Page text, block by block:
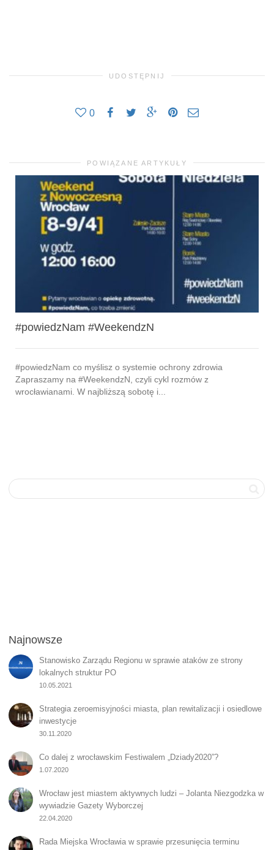
UDOSTĘPNIJ
0
POWIĄZANE ARTYKUŁY
#powiedzNam #WeekendzN
#powiedzNam co myślisz o systemie ochrony zdrowia
Zapraszamy na #WeekendzN, czyli cykl rozmów z
wrocławianami. W najbliższą sobotę i...
Najnowsze
Stanowisko Zarządu Regionu w sprawie ataków ze strony
lokalnych struktur PO
10.05.2021
Strategia zeroemisyjności miasta, plan rewitalizacji i osiedlowe
inwestycje
30.11.2020
Co dalej z wrocławskim Festiwalem „Dziady2020”?
1.07.2020
Wrocław jest miastem aktywnych ludzi – Jolanta Niezgodzka w
wywiadzie Gazety Wyborczej
22.04.2020
Rada Miejska Wrocławia w sprawie przesunięcia terminu